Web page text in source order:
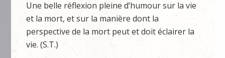
Une belle réflexion pleine d’humour sur la vie
et la mort, et sur la manière dont la
perspective de la mort peut et doit éclairer la
vie. (S.T.)